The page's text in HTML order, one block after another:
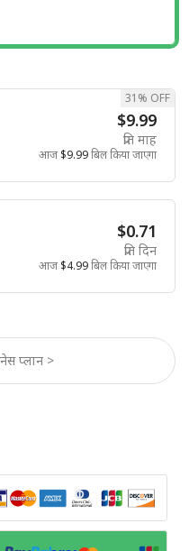
प्लान >
$9.99
प्रति माह
आज$9.99बिल किया जाएगा
31% OFF
$0.71
प्रति दिन
आज$4.99बिल किया जाएगा